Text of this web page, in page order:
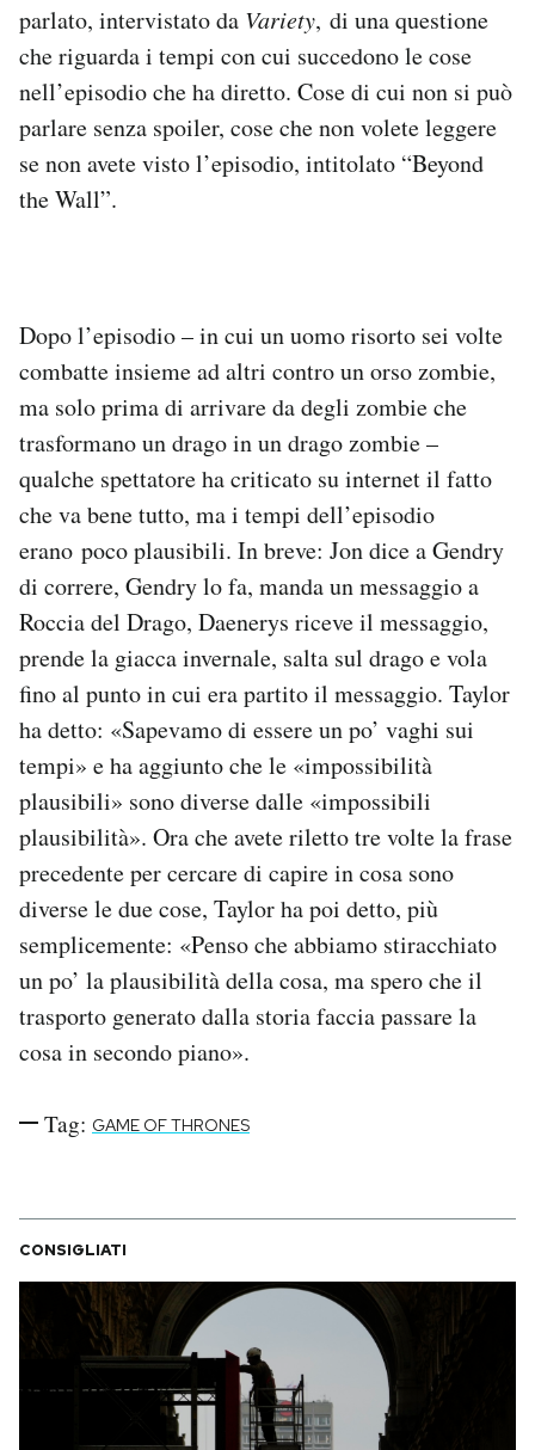
AREA PERSONALE
Area Personale
Newsletter
Notifiche mobile
Regala il Post
parlato, intervistato da Variety, di una questione
che riguarda i tempi con cui succedono le cose
nell’episodio che ha diretto. Cose di cui non si può
parlare senza spoiler, cose che non volete leggere
se non avete visto l’episodio, intitolato “Beyond
the Wall”.
Dopo l’episodio – in cui un uomo risorto sei volte
combatte insieme ad altri contro un orso zombie,
ma solo prima di arrivare da degli zombie che
trasformano un drago in un drago zombie –
qualche spettatore ha criticato su internet il fatto
che va bene tutto, ma i tempi dell’episodio
erano poco plausibili. In breve: Jon dice a Gendry
di correre, Gendry lo fa, manda un messaggio a
Roccia del Drago, Daenerys riceve il messaggio,
prende la giacca invernale, salta sul drago e vola
fino al punto in cui era partito il messaggio. Taylor
ha detto: «Sapevamo di essere un po’ vaghi sui
tempi» e ha aggiunto che le «impossibilità
plausibili» sono diverse dalle «impossibili
plausibilità». Ora che avete riletto tre volte la frase
precedente per cercare di capire in cosa sono
diverse le due cose, Taylor ha poi detto, più
semplicemente: «Penso che abbiamo stiracchiato
un po’ la plausibilità della cosa, ma spero che il
trasporto generato dalla storia faccia passare la
cosa in secondo piano».
Tag: GAME OF THRONES
CONSIGLIATI